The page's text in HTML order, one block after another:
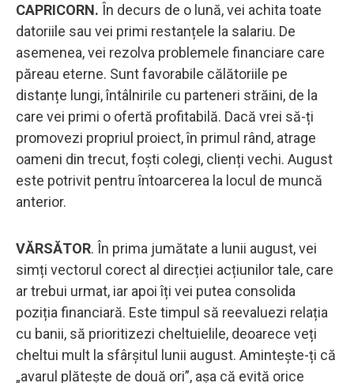
CAPRICORN. În decurs de o lună, vei achita toate
datoriile sau vei primi restanțele la salariu. De
asemenea, vei rezolva problemele financiare care
păreau eterne. Sunt favorabile călătoriile pe
distanțe lungi, întâlnirile cu parteneri străini, de la
care vei primi o ofertă profitabilă. Dacă vrei să-ți
promovezi propriul proiect, în primul rând, atrage
oameni din trecut, foști colegi, clienți vechi. August
este potrivit pentru întoarcerea la locul de muncă
anterior.
VĂRSĂTOR. În prima jumătate a lunii august, vei
simți vectorul corect al direcției acțiunilor tale, care
ar trebui urmat, iar apoi îți vei putea consolida
poziția financiară. Este timpul să reevaluezi relația
cu banii, să prioritizezi cheltuielile, deoarece veți
cheltui mult la sfârșitul lunii august. Amintește-ți că
„avarul plătește de două ori”, așa că evită orice